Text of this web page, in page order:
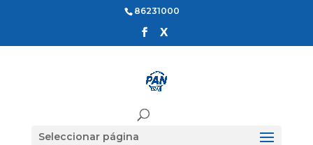
86231000
Seleccionar página